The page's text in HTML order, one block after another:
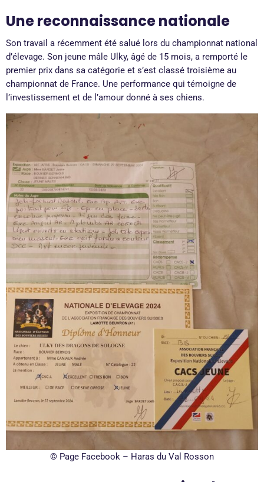
Une reconnaissance nationale
Son travail a récemment été salué lors du championnat national
d’élevage. Son jeune mâle Ulky, âgé de 15 mois, a remporté le
premier prix dans sa catégorie et s’est classé troisième au
championnat de France. Une performance qui témoigne de
l’investissement et de l’amour donné à ses chiens.
© Page Facebook – Haras du Val Rosson